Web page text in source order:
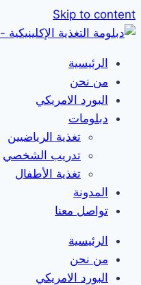
Skip to content
الرئيسية
من نحن
البورد الامريكي
دبلومات
تغذية الرياضيين
تدريب الشخصي
تغذية الأطفال
المدونة
تواصل معنا
الرئيسية
من نحن
البورد الامريكي